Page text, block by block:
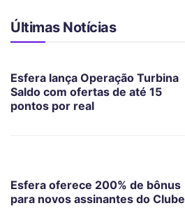
Últimas Notícias
Esfera lança Operação Turbina
Saldo com ofertas de até 15
pontos por real
Esfera oferece 200% de bônus
para novos assinantes do Clube